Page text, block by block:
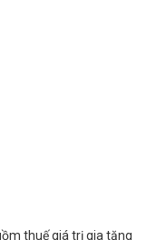
thuế giá trị gia tăng